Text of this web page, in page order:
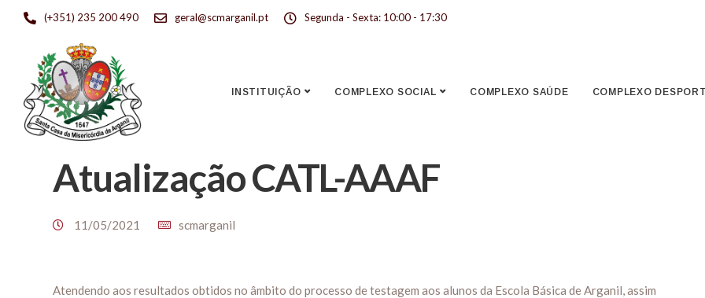
(+351) 235 200 490 geral@scmarganil.pt Segunda - Sexta: 10:00 - 17:30
INSTITUIÇÃO COMPLEXO SOCIAL COMPLEXO SAÚDE COMPLEXO
Atualização CATL-AAAF
11/05/2021 scmarganil
Atendendo aos resultados obtidos no âmbito do processo de testagem aos alunos da Escola Básica de Arganil, assim